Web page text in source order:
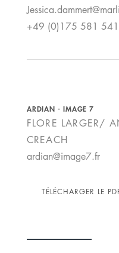
+49 (0)175 581
ARDIAN - IMAGE 7
FLORE LARGER/
CREACH
ardian@image7.fr
TÉLÉCHARGER LE